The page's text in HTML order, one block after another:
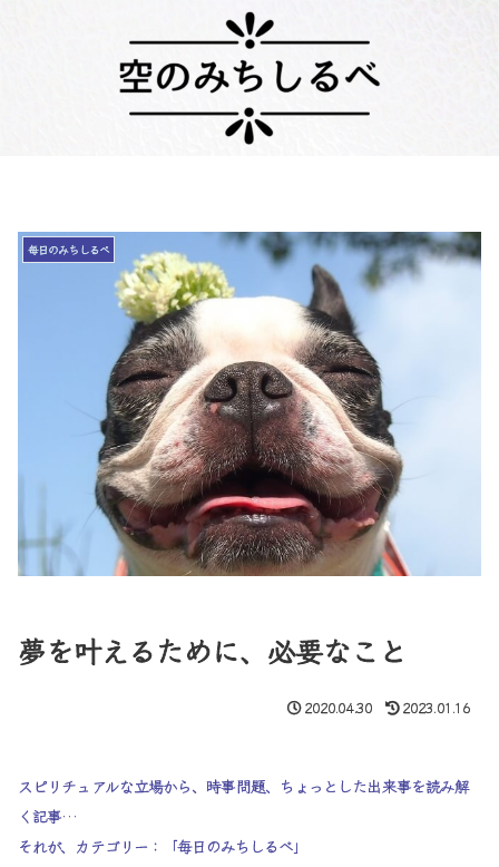
夢を叶えるために、必要なこと
毎日のみちしるべ
2020.04.30 2023.01.16
スピリチュアルな立場から、時事問題、ちょっとした出来事を読み解
く記事…
それが、カテゴリー：「毎日のみちしるべ」